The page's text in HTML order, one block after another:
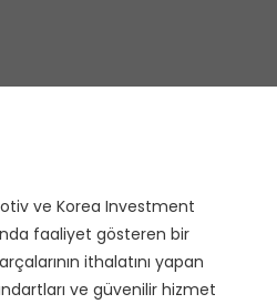
ve Korea Investment
faaliyet gösteren bir
ithalatını yapan
ve güvenilir hizmet